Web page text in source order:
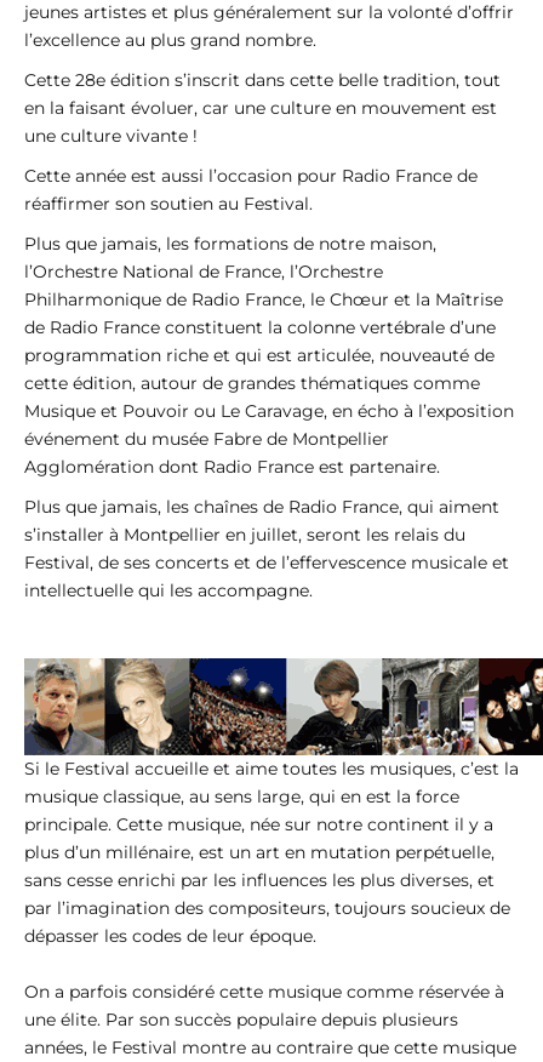
jeunes artistes et plus généralement sur la volonté d’offrir
l’excellence au plus grand nombre.
Cette 28e édition s’inscrit dans cette belle tradition, tout
en la faisant évoluer, car une culture en mouvement est
une culture vivante !
Cette année est aussi l’occasion pour Radio France de
réaffirmer son soutien au Festival.
Plus que jamais, les formations de notre maison,
l’Orchestre National de France, l’Orchestre
Philharmonique de Radio France, le Chœur et la Maîtrise
de Radio France constituent la colonne vertébrale d’une
programmation riche et qui est articulée, nouveauté de
cette édition, autour de grandes thématiques comme
Musique et Pouvoir ou Le Caravage, en écho à l’exposition
événement du musée Fabre de Montpellier
Agglomération dont Radio France est partenaire.
Plus que jamais, les chaînes de Radio France, qui aiment
s’installer à Montpellier en juillet, seront les relais du
Festival, de ses concerts et de l’effervescence musicale et
intellectuelle qui les accompagne.
Si le Festival accueille et aime toutes les musiques, c’est la
musique classique, au sens large, qui en est la force
principale. Cette musique, née sur notre continent il y a
plus d’un millénaire, est un art en mutation perpétuelle,
sans cesse enrichi par les influences les plus diverses, et
par l’imagination des compositeurs, toujours soucieux de
dépasser les codes de leur époque.
On a parfois considéré cette musique comme réservée à
une élite. Par son succès populaire depuis plusieurs
années, le Festival montre au contraire que cette musique